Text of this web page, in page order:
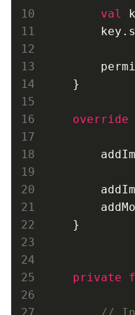
val
    }
override
    }
private